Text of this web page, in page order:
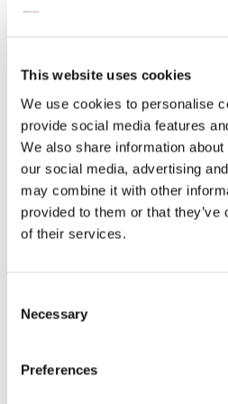
This website uses cookies
We use cookies to personalise
provide social media features
We also share information
our social media, advertising
may combine it with other
provided to them or that
of their services.
Selection
Necessary
Preferences
Koelkastmagneet: Gouache from
€ 3,50
Bekijk alles van Cadeau voor haar
Meer van Bloemen